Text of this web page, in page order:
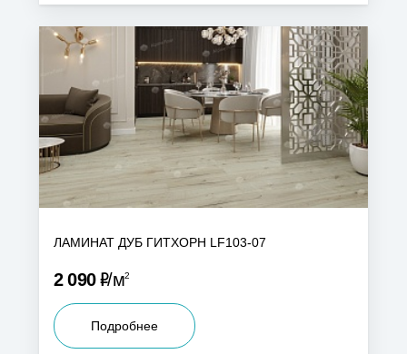
ЛАМИНАТ ДУБ ГИТХОРН LF103-07
2 090Р м2
Подробнее